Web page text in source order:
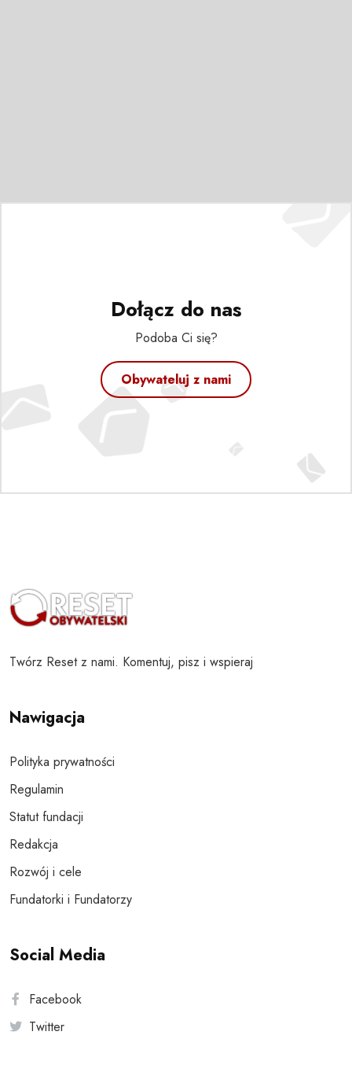
Dołącz do nas
Podoba Ci się?
Obywateluj z nami
Twórz Reset z nami. Komentuj, pisz i wspieraj
Nawigacja
Polityka prywatności
Regulamin
Statut fundacji
Redakcja
Rozwój i cele
Fundatorki i Fundatorzy
Social Media
Facebook
Twitter